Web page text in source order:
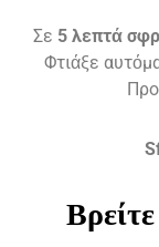
Σε 5 λεπτά
Φτιάξε